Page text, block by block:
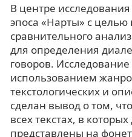
В центре
эпоса «Нарты» с целью
сравнительного
для определения
говоров.
использованием
текстологических и
сделан вывод о том,
всех текстах, в
представлены на